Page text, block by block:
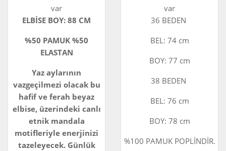
var
ELBİSE BOY: 88 CM
%50 PAMUK %50
ELASTAN
Yaz aylarının
vazgeçilmezi olacak bu
hafif ve ferah beyaz
elbise, üzerindeki canlı
etnik mandala
motifleriyle enerjinizi
tazeleyecek. Günlük
var
36 BEDEN
BEL: 74 cm
BOY: 77 cm
38 BEDEN
BEL: 76 cm
BOY: 78 cm
%100 PAMUK POPLİNDİR.